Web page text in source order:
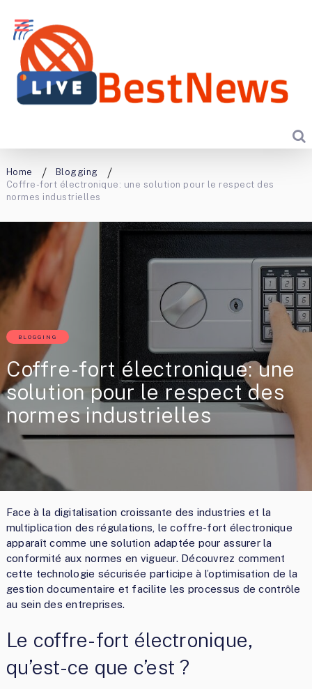
Home
Blogging
Coffre-fort électronique: une solution pour le respect des
normes industrielles
BLOGGING
Coffre-fort électronique: une
solution pour le respect des
normes industrielles
Face à la digitalisation croissante des industries et la
multiplication des régulations, le coffre-fort électronique
apparaît comme une solution adaptée pour assurer la
conformité aux normes en vigueur. Découvrez comment
cette technologie sécurisée participe à l’optimisation de la
gestion documentaire et facilite les processus de contrôle
au sein des entreprises.
Le coffre-fort électronique,
qu’est-ce que c’est ?